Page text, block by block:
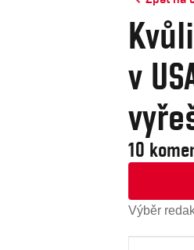
v
10
Výběr